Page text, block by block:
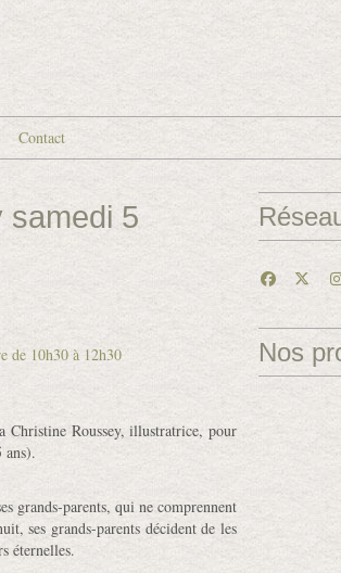
Contact
samedi 5
Christine Roussey, illustratrice, pour
grands-parents, qui ne comprennent
ses grands-parents décident de les
éternelles.
Nos